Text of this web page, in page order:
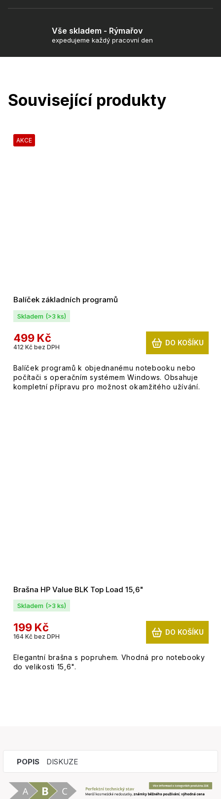
Vše skladem - Rýmařov
expedujeme každý pracovní den
Související produkty
AKCE
Balíček základních programů
Skladem (>3 ks)
412 Kč bez DPH
499 Kč DO KOŠÍKU
Balíček programů k objednanému notebooku nebo
počítači s operačním systémem Windows. Obsahuje
kompletní přípravu pro možnost okamžitého užívání.
Brašna HP Value BLK Top Load 15,6"
Skladem (>3 ks)
164 Kč bez DPH
199 Kč DO KOŠÍKU
Elegantní brašna s popruhem. Vhodná pro notebooky
do velikosti 15,6".
POPIS DISKUZE